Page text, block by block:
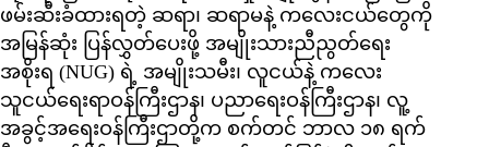
ဖမ်းဆီးခံထားရတဲ့ ဆရာ၊ ဆရာမနဲ့ ကလေးငယ်တွေကို
အမြန်ဆုံး ပြန်လွှတ်ပေးဖို့ အမျိုးသားညီညွတ်ရေး
အစိုးရ (NUG) ရဲ့ အမျိုးသမီး၊ လူငယ်နဲ့ ကလေး
သူငယ်ရေးရာဝန်ကြီးဌာန၊ ပညာရေးဝန်ကြီးဌာန၊ လူ့
အခွင့်အရေးဝန်ကြီးဌာတို့က စက်တင် ဘာလ ၁၈ ရက်